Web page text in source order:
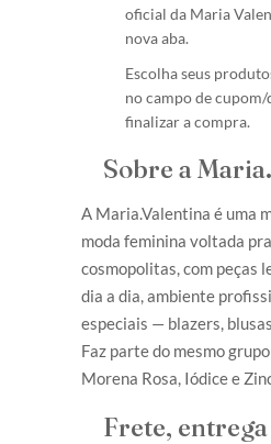
oficial da Maria
nova aba.
Escolha seus
no campo de
finalizar a compra.
Sobre a
A Maria.Valentina é uma
moda feminina voltada
cosmopolitas, com peças
dia a dia, ambiente
especiais — blazers,
Faz parte do mesmo
Morena Rosa, Iódice e
Frete,